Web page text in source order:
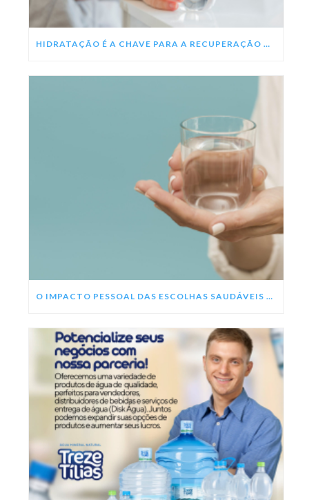
HIDRATAÇÃO É A CHAVE PARA A RECUPERAÇÃO DA DENGUE
O IMPACTO PESSOAL DAS ESCOLHAS SAUDÁVEIS NESSE ANO